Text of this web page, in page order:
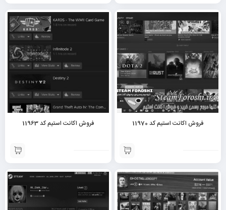
فروش اکانت استیم کد 11970 فروش اکانت استیم کد 11963